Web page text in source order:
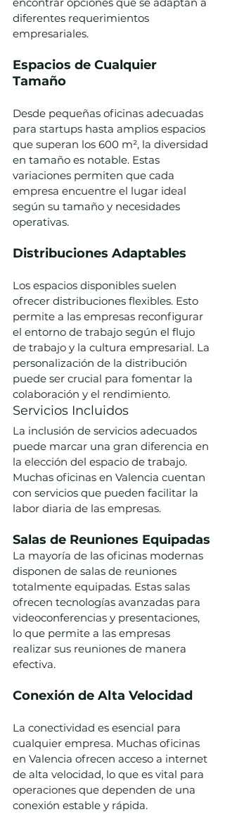
diferentes requerimientos
empresariales.
Espacios de Cualquier
Tamaño
Desde pequeñas oficinas adecuadas
para startups hasta amplios espacios
que superan los 600 m², la diversidad
en tamaño es notable. Estas
variaciones permiten que cada
empresa encuentre el lugar ideal
según su tamaño y necesidades
operativas.
Distribuciones Adaptables
Los espacios disponibles suelen
ofrecer distribuciones flexibles. Esto
permite a las empresas reconfigurar
el entorno de trabajo según el flujo
de trabajo y la cultura empresarial. La
personalización de la distribución
puede ser crucial para fomentar la
colaboración y el rendimiento.
Servicios Incluidos
La inclusión de servicios adecuados
puede marcar una gran diferencia en
la elección del espacio de trabajo.
Muchas oficinas en Valencia cuentan
con servicios que pueden facilitar la
labor diaria de las empresas.
Salas de Reuniones Equipadas
La mayoría de las oficinas modernas
disponen de salas de reuniones
totalmente equipadas. Estas salas
ofrecen tecnologías avanzadas para
videoconferencias y presentaciones,
lo que permite a las empresas
realizar sus reuniones de manera
efectiva.
Conexión de Alta Velocidad
La conectividad es esencial para
cualquier empresa. Muchas oficinas
en Valencia ofrecen acceso a internet
de alta velocidad, lo que es vital para
operaciones que dependen de una
conexión estable y rápida.